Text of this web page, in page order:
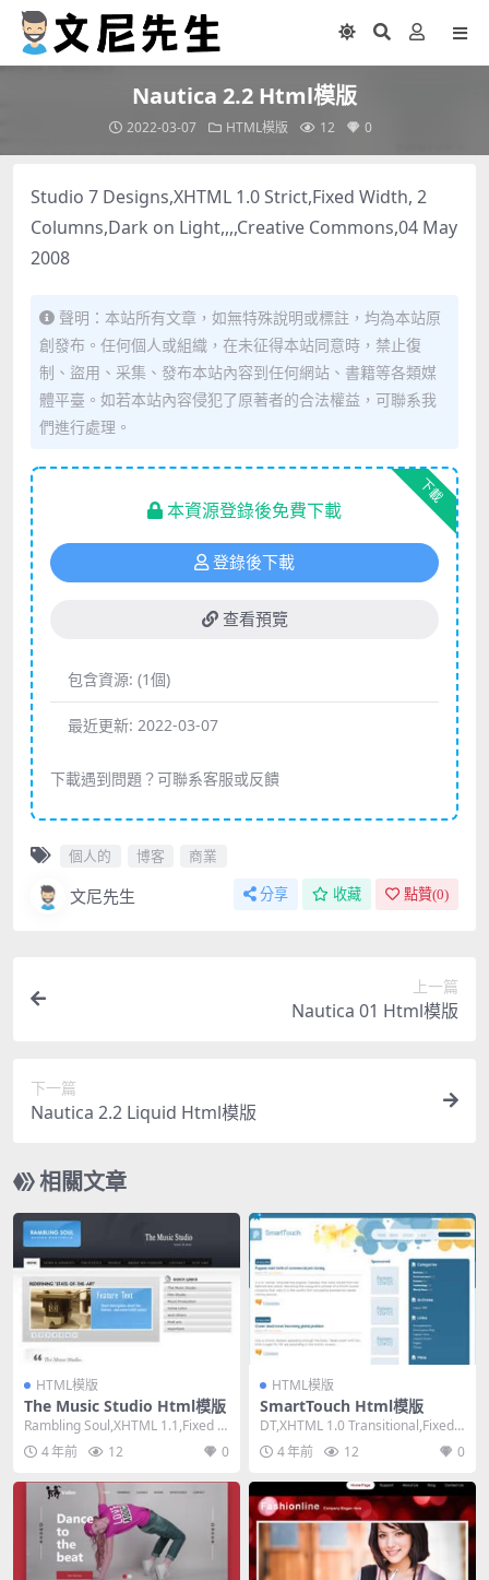
Nautica 2.2 Html模版
2022-03-07 HTML模版 12 0
Studio 7 Designs,XHTML 1.0 Strict,Fixed Width, 2
Columns,Dark on Light,,,,Creative Commons,04 May
2008
聲明：本站所有文章，如無特殊說明或標註，均為本站原
創發布。任何個人或組織，在未征得本站同意時，禁止復
制、盜用、采集、發布本站內容到任何網站、書籍等各類媒
體平臺。如若本站內容侵犯了原著者的合法權益，可聯系我
們進行處理。
下載
本資源登錄後免費下載
登錄後下載
查看預覽
包含資源: (1個)
最近更新: 2022-03-07
下載遇到問題？可聯系客服或反饋
個人的 博客 商業
文尼先生 分享 收藏 點贊(0)
上一篇
Nautica 01 Html模版
下一篇
Nautica 2.2 Liquid Html模版
相關文章
HTML模版
The Music Studio Html模版
Rambling Soul,XHTML 1.1,Fixed W
idth, 2 C...
4 年前 12 0
HTML模版
SmartTouch Html模版
DT,XHTML 1.0 Transitional,Fixed
Width, 3...
4 年前 12 0